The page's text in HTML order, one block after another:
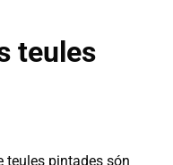
teules
teules pintades són